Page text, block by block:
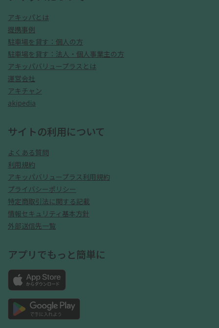
アキッパとは
提携事例
駐車場を貸す：個人の方
駐車場を貸す：法人・個人事業主の方
アキッパバリュープラスとは
運営会社
アキチャン
akipedia
サイトの利用について
よくある質問
利用規約
アキッパバリュープラス利用規約
プライバシーポリシー
特定商取引法に関する記載
情報セキュリティ基本方針
外部送信先一覧
アプリでもっと簡単に